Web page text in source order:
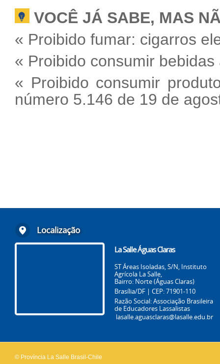
VOCÊ JÁ SABE, MAS
« Proibido fumar: cigarros
« Proibido consumir
« Proibido consumir
número 5.146 de 19 de
Localização
La Salle Águas Claras
ST Áreas Isoladas, S/N, Instituto
Agrícola La Salle,
Bairro: Norte (Águas Claras)
Brasília/DF | CEP: 71901-110
Razão Social: Associação Brasileira
de Educadores Lassalistas
lasalle.aguasclaras@lasalle.edu.br
© Província La Salle Brasil-Chile